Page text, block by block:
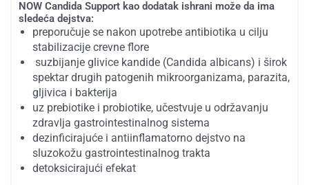
NOW Candida Support kao dodatak ishrani može da ima
sledeća dejstva:
preporučuje se nakon upotrebe antibiotika u cilju
stabilizacije crevne flore
suzbijanje glivice kandide (Candida albicans) i širok
spektar drugih patogenih mikroorganizama, parazita,
gljivica i bakterija
uz prebiotike i probiotike, učestvuje u održavanju
zdravlja gastrointestinalnog sistema
dezinficirajuće i antiinflamatorno dejstvo na
sluzokožu gastrointestinalnog trakta
detoksicirajući efekat